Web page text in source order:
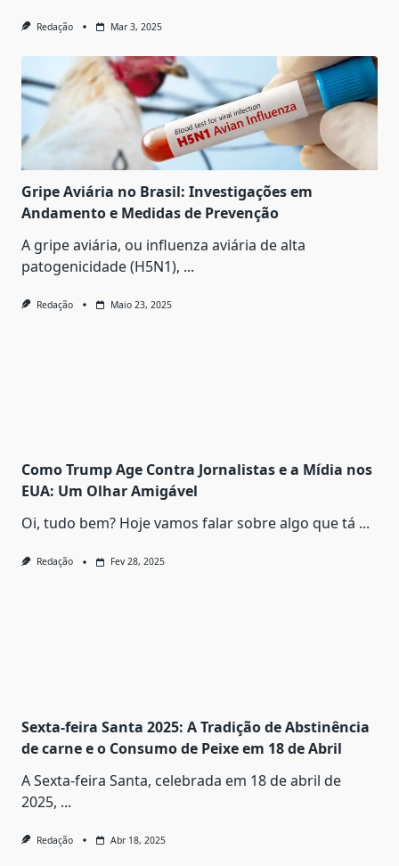
Redação Mar 3, 2025
Gripe Aviária no Brasil: Investigações em
Andamento e Medidas de Prevenção
A gripe aviária, ou influenza aviária de alta
patogenicidade (H5N1), ...
Redação Maio 23, 2025
Como Trump Age Contra Jornalistas e a Mídia nos
EUA: Um Olhar Amigável
Oi, tudo bem? Hoje vamos falar sobre algo que tá ...
Redação Fev 28, 2025
Sexta-feira Santa 2025: A Tradição de Abstinência
de carne e o Consumo de Peixe em 18 de Abril
A Sexta-feira Santa, celebrada em 18 de abril de
2025, ...
Redação Abr 18, 2025